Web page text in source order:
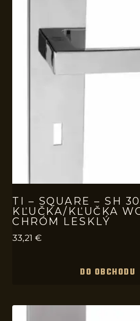
TI – SQUARE – SH
KĽUČKA/KĽUČKA
CHRÓM LESKLÝ
33,21 €
DO